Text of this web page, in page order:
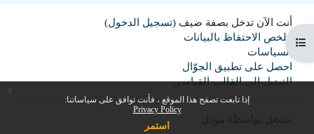
إذا تابعت تصفح هذا الموقع ، فأنت توافق على سياساتنا:
Privacy Policy
استمر
فتح فهرس المقرر
أنت الآن تدخل بصفة ضيف (تسجيل الدخول)
ملخص الاحتفاظ بالبيانات
السياسات
احصل على تطبيق الجوّال
التبديل إلى القالب القياسي
مودل